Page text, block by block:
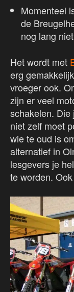
Momenteel
de
nog lang
Het wordt met
erg
vroeger ook.
zijn er veel
schakelen.
niet zelf moet
wie te oud is
alternatief in
lesgevers je
te worden.